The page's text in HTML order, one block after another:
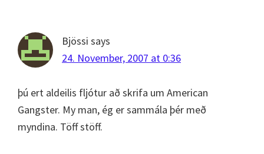
Bjössi says
24. November, 2007 at 0:36
þú ert aldeilis fljótur að skrifa um American
Gangster. My man, ég er sammála þér með
myndina. Töff stöff.